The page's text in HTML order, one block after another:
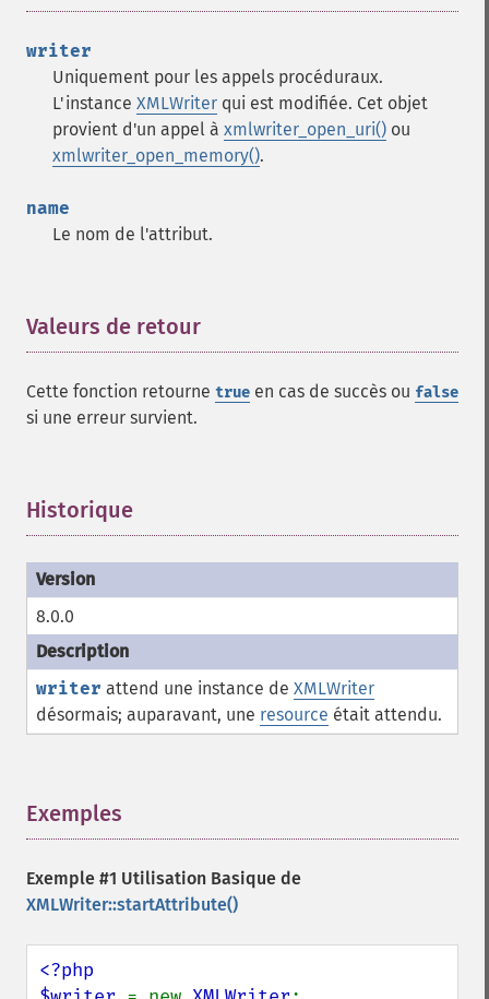
writer
Uniquement pour les appels procéduraux.
L'instance XMLWriter qui est modifiée. Cet objet
provient d'un appel à xmlwriter_open_uri() ou
xmlwriter_open_memory().
name
Le nom de l'attribut.
Valeurs de retour
Cette fonction retourne true en cas de succès ou false
si une erreur survient.
Historique
8.0.0
writer attend une instance de XMLWriter
désormais; auparavant, une resource était attendu.
Exemples
Exemple #1 Utilisation Basique de
XMLWriter::startAttribute()
<?php